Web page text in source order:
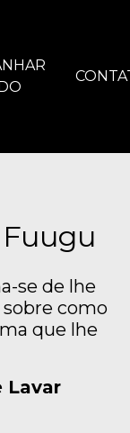
se de lhe
como
que lhe
Lavar